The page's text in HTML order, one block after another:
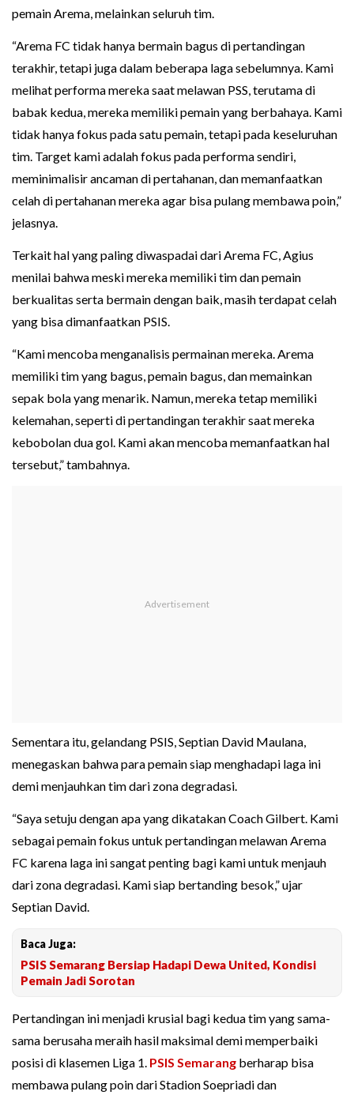
pemain Arema, melainkan seluruh tim.
“Arema FC tidak hanya bermain bagus di pertandingan
terakhir, tetapi juga dalam beberapa laga sebelumnya. Kami
melihat performa mereka saat melawan PSS, terutama di
babak kedua, mereka memiliki pemain yang berbahaya. Kami
tidak hanya fokus pada satu pemain, tetapi pada keseluruhan
tim. Target kami adalah fokus pada performa sendiri,
meminimalisir ancaman di pertahanan, dan memanfaatkan
celah di pertahanan mereka agar bisa pulang membawa poin,”
jelasnya.
Terkait hal yang paling diwaspadai dari Arema FC, Agius
menilai bahwa meski mereka memiliki tim dan pemain
berkualitas serta bermain dengan baik, masih terdapat celah
yang bisa dimanfaatkan PSIS.
“Kami mencoba menganalisis permainan mereka. Arema
memiliki tim yang bagus, pemain bagus, dan memainkan
sepak bola yang menarik. Namun, mereka tetap memiliki
kelemahan, seperti di pertandingan terakhir saat mereka
kebobolan dua gol. Kami akan mencoba memanfaatkan hal
tersebut,” tambahnya.
Sementara itu, gelandang PSIS, Septian David Maulana,
menegaskan bahwa para pemain siap menghadapi laga ini
demi menjauhkan tim dari zona degradasi.
“Saya setuju dengan apa yang dikatakan Coach Gilbert. Kami
sebagai pemain fokus untuk pertandingan melawan Arema
FC karena laga ini sangat penting bagi kami untuk menjauh
dari zona degradasi. Kami siap bertanding besok,” ujar
Septian David.
Baca Juga:
PSIS Semarang Bersiap Hadapi Dewa United, Kondisi
Pemain Jadi Sorotan
Pertandingan ini menjadi krusial bagi kedua tim yang sama-
sama berusaha meraih hasil maksimal demi memperbaiki
posisi di klasemen Liga 1. PSIS Semarang berharap bisa
membawa pulang poin dari Stadion Soepriadi dan